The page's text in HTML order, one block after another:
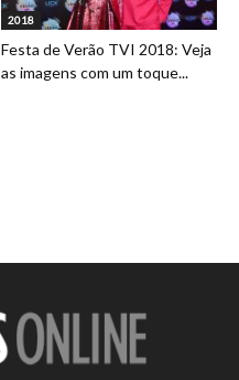
2018
Festa de Verão TVI 2018: Veja
as imagens com um toque...